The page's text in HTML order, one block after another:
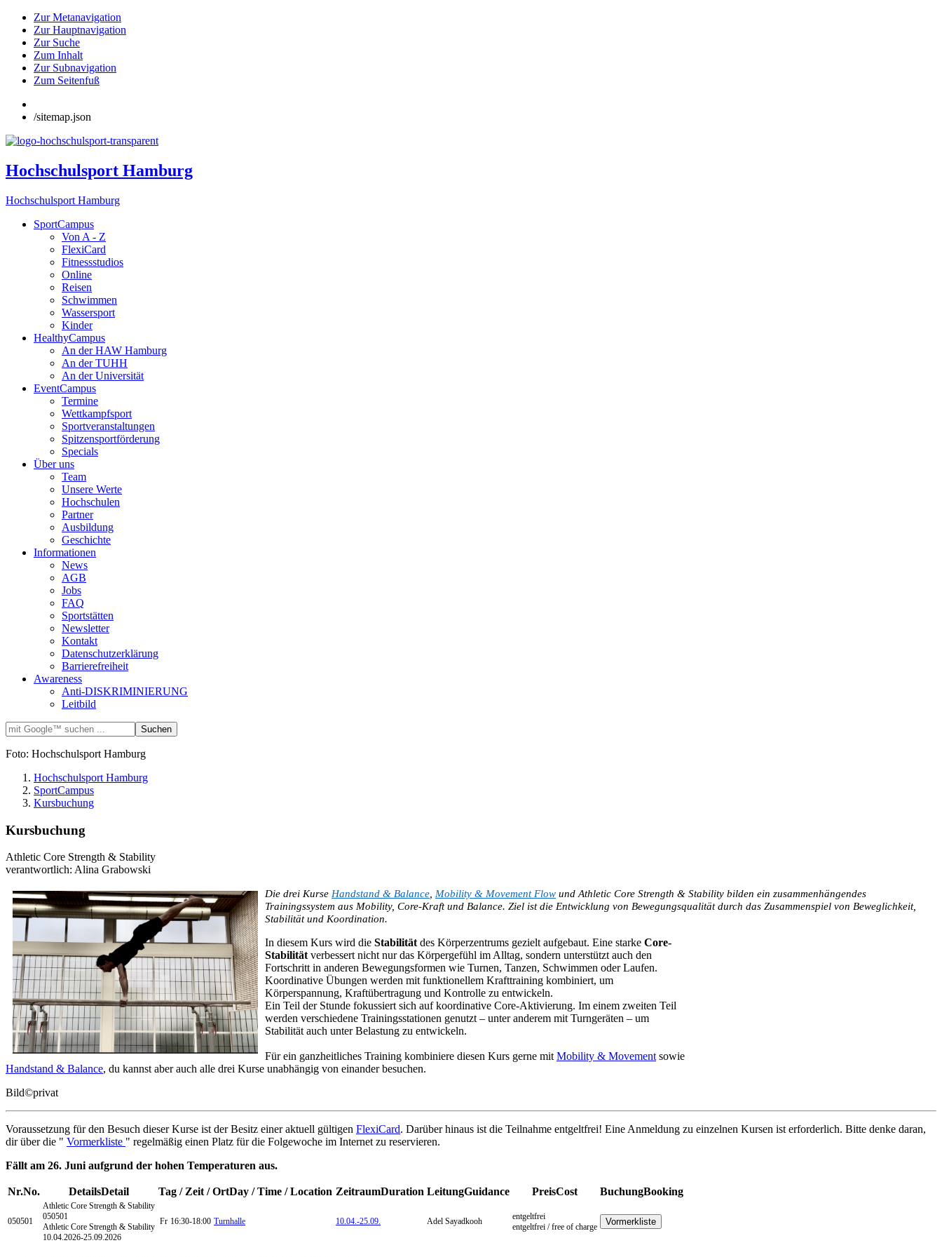
Zur Metanavigation
Zur Hauptnavigation
Zur Suche
Zum Inhalt
Zur Subnavigation
Zum Seitenfuß
/sitemap.json
Hochschulsport Hamburg
Hochschulsport Hamburg
SportCampus
Von A - Z
FlexiCard
Fitnessstudios
Online
Reisen
Schwimmen
Wassersport
Kinder
HealthyCampus
An der HAW Hamburg
An der TUHH
An der Universität
EventCampus
Termine
Wettkampfsport
Sportveranstaltungen
Spitzensportförderung
Specials
Über uns
Team
Unsere Werte
Hochschulen
Partner
Ausbildung
Geschichte
Informationen
News
AGB
Jobs
FAQ
Sportstätten
Newsletter
Kontakt
Datenschutzerklärung
Barrierefreiheit
Awareness
Anti-DISKRIMINIERUNG
Leitbild
Foto: Hochschulsport Hamburg
Hochschulsport Hamburg
SportCampus
Kursbuchung
Kursbuchung
Athletic Core Strength & Stability
verantwortlich: Alina Grabowski
Die drei Kurse Handstand & Balance, Mobility & Movement Flow und Athletic Core Strength & Stability bilden ein zusammenhängendes
Trainingssystem aus Mobility, Core-Kraft und Balance. Ziel ist die Entwicklung von Bewegungsqualität durch das Zusammenspiel von Beweglichkeit,
Stabilität und Koordination.
In diesem Kurs wird die Stabilität des Körperzentrums gezielt aufgebaut. Eine starke Core-
Stabilität verbessert nicht nur das Körpergefühl im Alltag, sondern unterstützt auch den
Fortschritt in anderen Bewegungsformen wie Turnen, Tanzen, Schwimmen oder Laufen.
Koordinative Übungen werden mit funktionellem Krafttraining kombiniert, um
Körperspannung, Kraftübertragung und Kontrolle zu entwickeln.
Ein Teil der Stunde fokussiert sich auf koordinative Core-Aktivierung. Im einem zweiten Teil
werden verschiedene Trainingsstationen genutzt – unter anderem mit Turngeräten – um
Stabilität auch unter Belastung zu entwickeln.
Für ein ganzheitliches Training kombiniere diesen Kurs gerne mit Mobility & Movement sowie
Handstand & Balance, du kannst aber auch alle drei Kurse unabhängig von einander besuchen.
Bild©privat
Voraussetzung für den Besuch dieser Kurse ist der Besitz einer aktuell gültigen FlexiCard. Darüber hinaus ist die Teilnahme entgeltfrei! Eine Anmeldung zu einzelnen Kursen ist erforderlich. Bitte denke daran,
dir über die " Vormerkliste " regelmäßig einen Platz für die Folgewoche im Internet zu reservieren.
Fällt am 26. Juni aufgrund der hohen Temperaturen aus.
Nr.No. DetailsDetail Tag / Zeit / OrtDay / Time / Location ZeitraumDuration LeitungGuidance PreisCost BuchungBooking
050501
Athletic Core Strength & Stability
050501
Athletic Core Strength & Stability
10.04.2026-25.09.2026
Fr 16:30-18:00 Turnhalle 10.04.-25.09. Adel Sayadkooh
entgeltfrei
entgeltfrei / free of charge